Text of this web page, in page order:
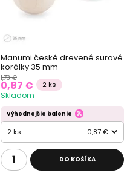
Manumi české drevené surové
korálky 35 mm
1,73 €
0,87 € 2 ks
Skladom
Výhodnejšie balenie
2 ks 0,87 €
DO KOŠÍKA